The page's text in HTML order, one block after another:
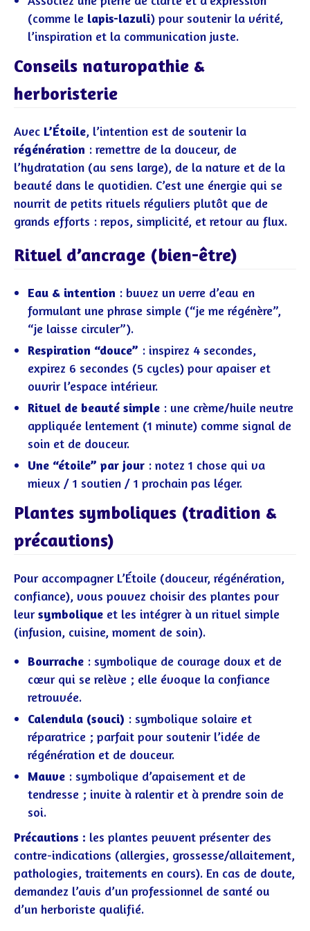
(comme le lapis-lazuli) pour soutenir la vérité,
l’inspiration et la communication juste.
Conseils naturopathie &
herboristerie
Avec L’Étoile, l’intention est de soutenir la
régénération : remettre de la douceur, de
l’hydratation (au sens large), de la nature et de la
beauté dans le quotidien. C’est une énergie qui se
nourrit de petits rituels réguliers plutôt que de
grands efforts : repos, simplicité, et retour au flux.
Rituel d’ancrage (bien-être)
Eau & intention : buvez un verre d’eau en
formulant une phrase simple (“je me régénère”,
“je laisse circuler”).
Respiration “douce” : inspirez 4 secondes,
expirez 6 secondes (5 cycles) pour apaiser et
ouvrir l’espace intérieur.
Rituel de beauté simple : une crème/huile neutre
appliquée lentement (1 minute) comme signal de
soin et de douceur.
Une “étoile” par jour : notez 1 chose qui va
mieux / 1 soutien / 1 prochain pas léger.
Plantes symboliques (tradition &
précautions)
Pour accompagner L’Étoile (douceur, régénération,
confiance), vous pouvez choisir des plantes pour
leursymbolique et les intégrer à un rituel simple
(infusion, cuisine, moment de soin).
Bourrache : symbolique de courage doux et de
cœur qui se relève ; elle évoque la confiance
retrouvée.
Calendula (souci) : symbolique solaire et
réparatrice ; parfait pour soutenir l’idée de
régénération et de douceur.
Mauve : symbolique d’apaisement et de
tendresse ; invite à ralentir et à prendre soin de
soi.
Précautions : les plantes peuvent présenter des
contre-indications (allergies, grossesse/allaitement,
pathologies, traitements en cours). En cas de doute,
demandez l’avis d’un professionnel de santé ou
d’un herboriste qualifié.